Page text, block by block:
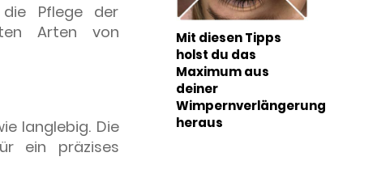
Pflege der
Arten von
langlebig. Die
ein präzises
Mit diesen Tipps
holst du das
Maximum aus
deiner
Wimpernverlängerung
heraus